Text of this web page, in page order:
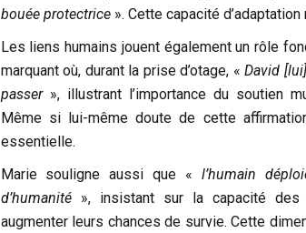
bouée protectrice». Cette capacité
Les liens humains jouent également un rôle
marquant où, durant la prise d’otage, « David
passer», illustrant l’importance du soutien
Même si lui-même doute de cette
essentielle.
Marie souligne aussi que «l’humain
d’humanité», insistant sur la capacité des
augmenter leurs chances de survie. Cette